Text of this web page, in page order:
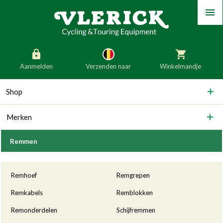
Aanmelden Verzenden naar
België
Duitsland
Denemarken Finland
Bulgarije Ierland
Winkelmandje
generic_skip_language
Menu
Shop
Merken
Remmen
Categorieën
Remhoef Remgrepen
Remkabels Remblokken
Remonderdelen Schijfremmen